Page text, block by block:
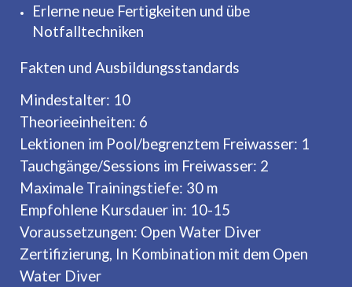
Erlerne neue Fertigkeiten und übe
Notfalltechniken
Fakten und Ausbildungsstandards
Mindestalter: 10
Theorieeinheiten: 6
Lektionen im Pool/begrenztem Freiwasser: 1
Tauchgänge/Sessions im Freiwasser: 2
Maximale Trainingstiefe: 30 m
Empfohlene Kursdauer in: 10-15
Voraussetzungen: Open Water Diver
Zertifizierung, In Kombination mit dem Open
Water Diver